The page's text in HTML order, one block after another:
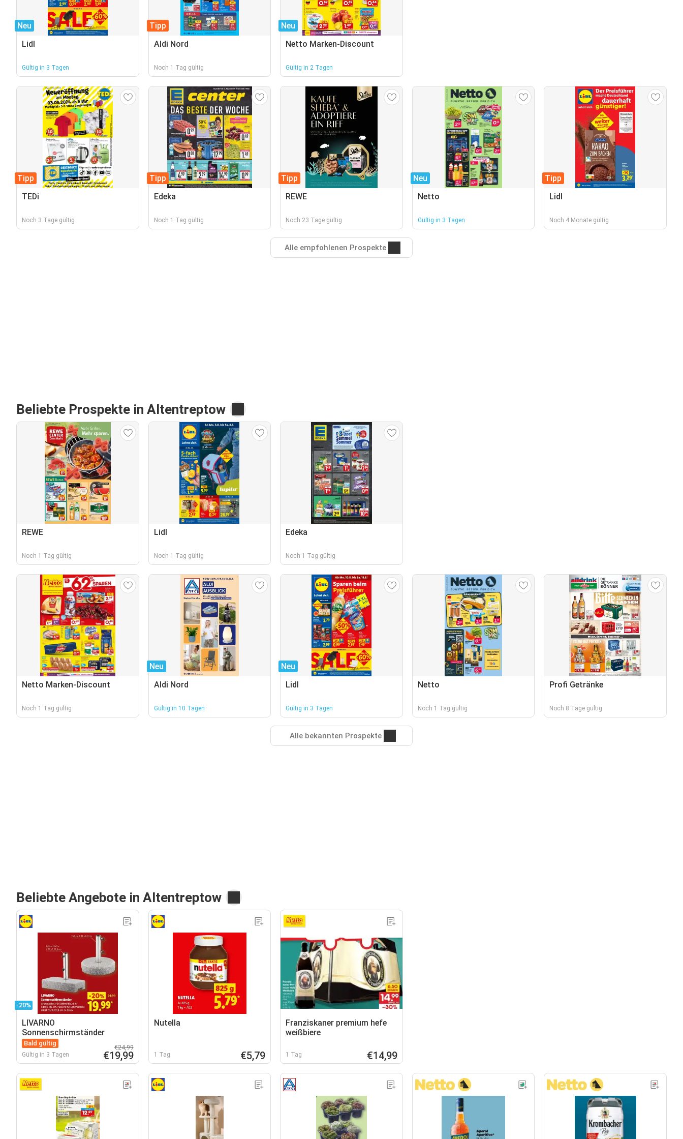
Neu
Lidl
Gültig in 3 Tagen
Tipp
Aldi Nord
Noch 1 Tag gültig
Neu
Netto Marken-Discount
Gültig in 2 Tagen
Tipp
TEDi
Noch 3 Tage gültig
Tipp
Edeka
Noch 1 Tag gültig
Tipp
REWE
Noch 23 Tage gültig
Neu
Netto
Gültig in 3 Tagen
Tipp
Lidl
Noch 4 Monate gültig
Alle empfohlenen Prospekte
Beliebte Prospekte in Altentreptow
REWE
Noch 1 Tag gültig
Lidl
Noch 1 Tag gültig
Edeka
Noch 1 Tag gültig
Netto Marken-Discount
Noch 1 Tag gültig
Neu
Aldi Nord
Gültig in 10 Tagen
Neu
Lidl
Gültig in 3 Tagen
Netto
Noch 1 Tag gültig
Profi Getränke
Noch 8 Tage gültig
Alle bekannten Prospekte
Beliebte Angebote in Altentreptow
-20%
LIVARNO
Sonnenschirmständer
Bald gültig
Gültig in 3 Tagen
€24,99
€19,99
Nutella
1 Tag €5,79
Franziskaner premium hefe
weißbiere
1 Tag €14,99